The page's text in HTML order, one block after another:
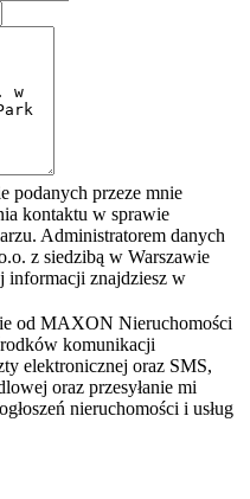
podanych przeze mnie
kontaktu w sprawie
Administratorem danych
z siedzibą w Warszawie
informacji znajdziesz w
od MAXON Nieruchomości
komunikacji
elektronicznej oraz SMS,
oraz przesyłanie mi
nieruchomości i usług